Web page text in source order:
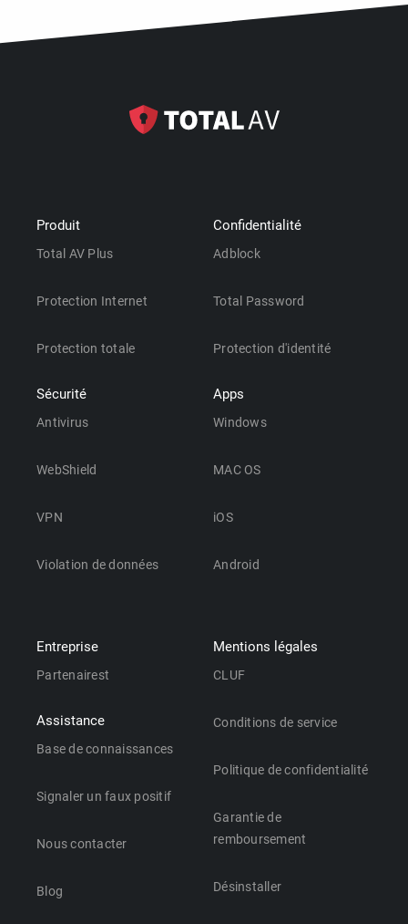
Produit
Total AV Plus
Protection Internet
Protection totale
Sécurité
Antivirus
WebShield
VPN
Violation de données
Confidentialité
Adblock
Total Password
Protection d'identité
Apps
Windows
MAC OS
iOS
Android
Entreprise
Partenairest
Assistance
Base de connaissances
Signaler un faux positif
Nous contacter
Blog
Mentions légales
CLUF
Conditions de service
Politique de confidentialité
Garantie de
remboursement
Désinstaller